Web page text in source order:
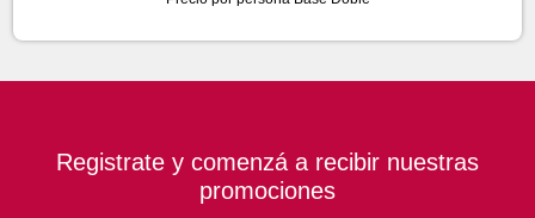
Registrate y comenzá a recibir nuestras
promociones